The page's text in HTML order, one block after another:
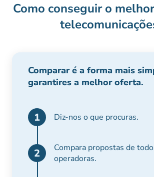
Como conseguir o
Comparar é a forma mais
garantires a melhor oferta.
1 Diz-nos o que procuras.
2
Compara propostas de
operadoras.